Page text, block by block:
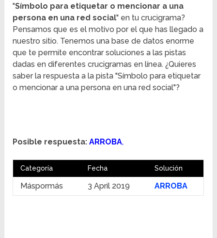
"Símbolo para etiquetar o mencionar a una
persona en una red social" en tu crucigrama?
Pensamos que es el motivo por el que has llegado a
nuestro sitio. Tenemos una base de datos enorme
que te permite encontrar soluciones a las pistas
dadas en diferentes crucigramas en línea. ¿Quieres
saber la respuesta a la pista "Símbolo para etiquetar
o mencionar a una persona en una red social"?
Posible respuesta: ARROBA,
Categoría Fecha Solución
Máspormás 3 April 2019 ARROBA